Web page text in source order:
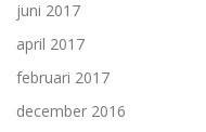
juni 2017
april 2017
februari 2017
december 2016